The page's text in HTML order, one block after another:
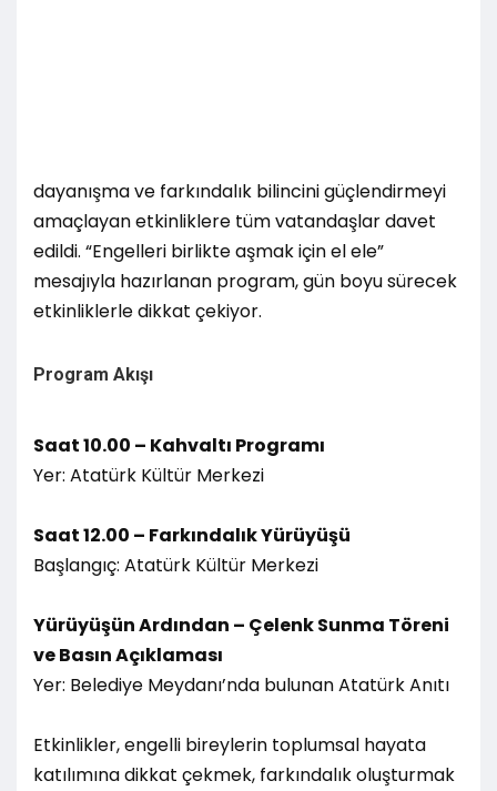
dayanışma ve farkındalık bilincini güçlendirmeyi
amaçlayan etkinliklere tüm vatandaşlar davet
edildi. “Engelleri birlikte aşmak için el ele”
mesajıyla hazırlanan program, gün boyu sürecek
etkinliklerle dikkat çekiyor.
Program Akışı
Saat 10.00 – Kahvaltı Programı
Yer: Atatürk Kültür Merkezi
Saat 12.00 – Farkındalık Yürüyüşü
Başlangıç: Atatürk Kültür Merkezi
Yürüyüşün Ardından – Çelenk Sunma Töreni
ve Basın Açıklaması
Yer: Belediye Meydanı’nda bulunan Atatürk Anıtı
Etkinlikler, engelli bireylerin toplumsal hayata
katılımına dikkat çekmek, farkındalık oluşturmak